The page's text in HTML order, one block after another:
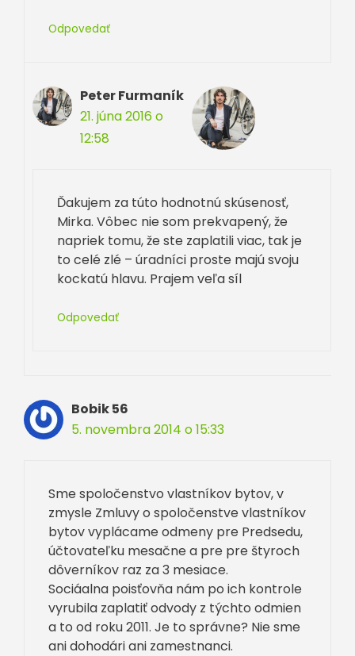
Odpovedať
Peter Furmaník
21. júna 2016 o
12:58
Ďakujem za túto hodnotnú skúsenosť,
Mirka. Vôbec nie som prekvapený, že
napriek tomu, že ste zaplatili viac, tak je
to celé zlé – úradníci proste majú svoju
kockatú hlavu. Prajem veľa síl
Odpovedať
Bobik 56
5. novembra 2014 o 15:33
Sme spoločenstvo vlastníkov bytov, v
zmysle Zmluvy o spoločenstve vlastníkov
bytov vyplácame odmeny pre Predsedu,
účtovateľku mesačne a pre pre štyroch
dôverníkov raz za 3 mesiace.
Sociáalna poisťovňa nám po ich kontrole
vyrubila zaplatiť odvody z týchto odmien
a to od roku 2011. Je to správne? Nie sme
ani dohodári ani zamestnanci.